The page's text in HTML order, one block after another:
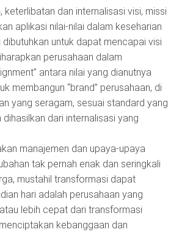
dan internalisasi visi, missi
aplikasi nilai-nilai dalam keseharian
untuk dapat mencapai visi
perusahaan dalam
antara nilai yang dianutnya
membangun “brand” perusahaan, di
yang seragam, sesuai standard yang
dari internalisasi yang
manajemen dan upaya-upaya
tak pernah enak dan seringkali
mustahil transformasi dapat
hari adalah perusahaan yang
lebih cepat dari transformasi
kebanggaan dan